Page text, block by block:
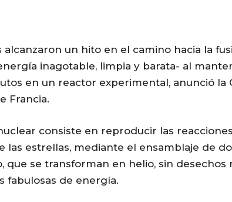
alcanzaron un hito en el camino hacia la
inagotable, limpia y barata- al
en un reactor experimental, anunció la
Francia.
consiste en reproducir las
las estrellas, mediante el ensamblaje de
que se transforman en helio, sin desechos
fabulosas de energía.